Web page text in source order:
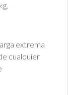
extrema
cualquier